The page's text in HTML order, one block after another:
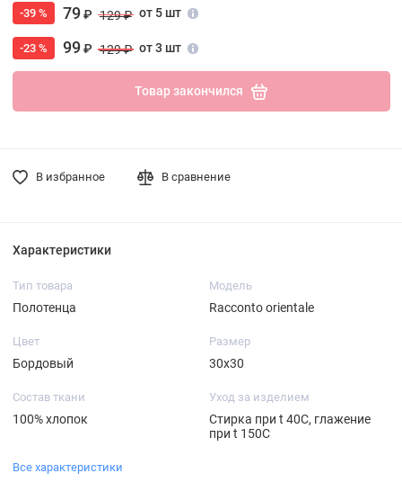
-39 % 79₽ 129 ₽ от 5 шт
-23 % 99₽ 129 ₽ от 3 шт
Товар закончился
В избранное В сравнение
Характеристики
Тип товара
Полотенца
Модель
Racconto orientale
Цвет
Бордовый
Размер
30х30
Состав ткани
100% хлопок
Уход за изделием
Стирка при t 40С, глажение
при t 150С
Все характеристики